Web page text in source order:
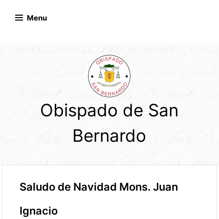
Menu
Obispado de San
Bernardo
Saludo de Navidad Mons. Juan
Ignacio